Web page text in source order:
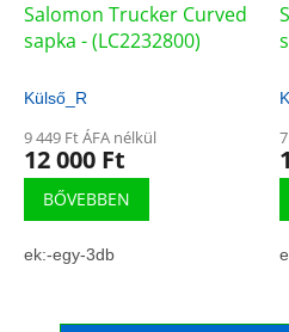
Salomon Trucker Curved
sapka - (LC2232800)
Külső_R
9 449 Ft ÁFA nélkül
12 000 Ft
BŐVEBBEN
ek:-egy-3db